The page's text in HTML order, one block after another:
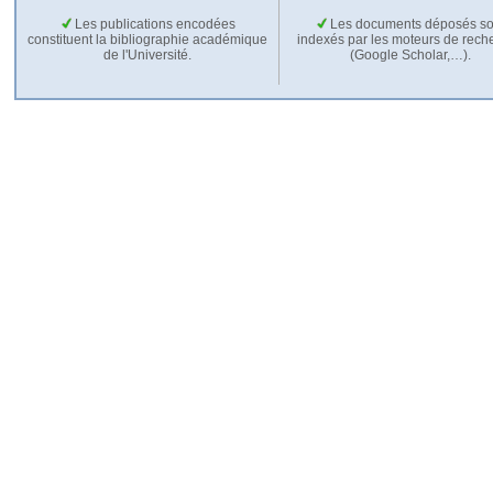
Les publications encodées
constituent la bibliographie académique
de l'Université.
Les documents déposés
indexés par les moteurs de
(Google Scholar,…).